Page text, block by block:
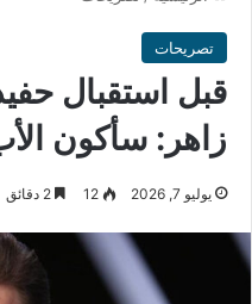
تصريحات
قبل استقبال
زاهر: سأكون
يوليو 7, 2026 12